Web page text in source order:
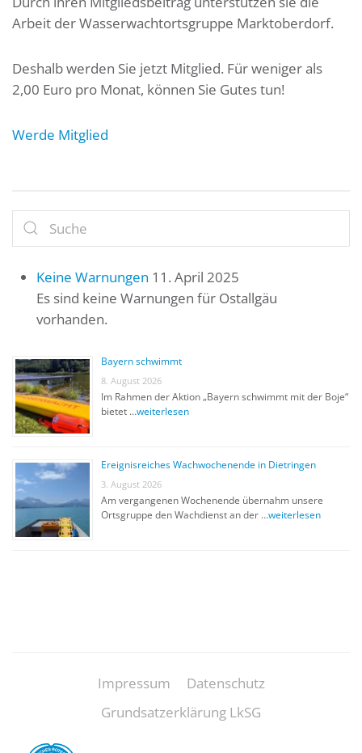
Arbeit der Wasserwachtortsgruppe Marktoberdorf.
Deshalb werden Sie jetzt Mitglied. Für weniger als
2,00 Euro pro Monat, können Sie Gutes tun!
Werde Mitglied
Keine Warnungen 11. April 2025
Es sind keine Warnungen für Ostallgäu
vorhanden.
Bayern schwimmt
8. August 2026
Im Rahmen der Aktion „Bayern schwimmt mit der Boje“
bietet …weiterlesen
Ereignisreiches Wachwochenende in Dietringen
3. August 2026
Am vergangenen Wochenende übernahm unsere
Ortsgruppe den Wachdienst an der …weiterlesen
Impressum
Datenschutz
Grundsatzerklärung LkSG